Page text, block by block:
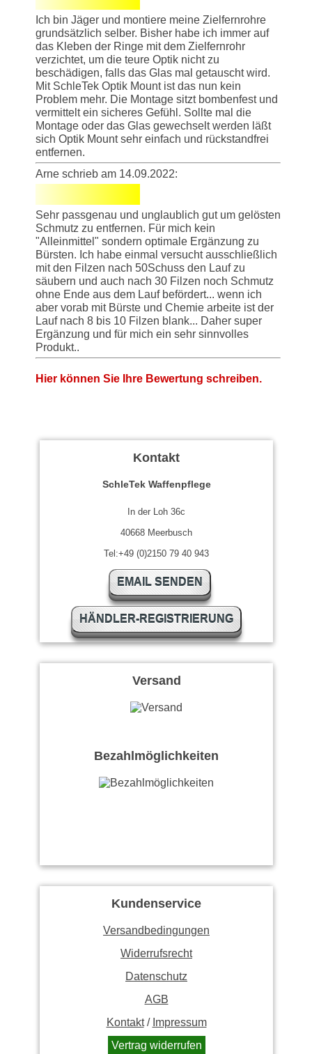
Ich bin Jäger und montiere meine Zielfernrohre
grundsätzlich selber. Bisher habe ich immer auf
das Kleben der Ringe mit dem Zielfernrohr
verzichtet, um die teure Optik nicht zu
beschädigen, falls das Glas mal getauscht wird.
Mit SchleTek Optik Mount ist das nun kein
Problem mehr. Die Montage sitzt bombenfest und
vermittelt ein sicheres Gefühl. Sollte mal die
Montage oder das Glas gewechselt werden läßt
sich Optik Mount sehr einfach und rückstandfrei
entfernen.
Arne schrieb am 14.09.2022:
Sehr passgenau und unglaublich gut um gelösten
Schmutz zu entfernen. Für mich kein
"Alleinmittel" sondern optimale Ergänzung zu
Bürsten. Ich habe einmal versucht ausschließlich
mit den Filzen nach 50Schuss den Lauf zu
säubern und auch nach 30 Filzen noch Schmutz
ohne Ende aus dem Lauf befördert... wenn ich
aber vorab mit Bürste und Chemie arbeite ist der
Lauf nach 8 bis 10 Filzen blank... Daher super
Ergänzung und für mich ein sehr sinnvolles
Produkt..
Hier können Sie Ihre Bewertung schreiben.
Kontakt
SchleTek Waffenpflege
In der Loh 36c
40668 Meerbusch
Tel:+49 (0)2150 79 40 943
EMAIL SENDEN
HÄNDLER-REGISTRIERUNG
Versand
Bezahlmöglichkeiten
Kundenservice
Versandbedingungen
Widerrufsrecht
Datenschutz
AGB
Kontakt/ Impressum
Vertrag widerrufen